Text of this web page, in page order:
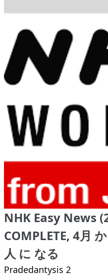
NHK Easy News
COMPLETE, 4月
人 に なる
Pradedantysis 2